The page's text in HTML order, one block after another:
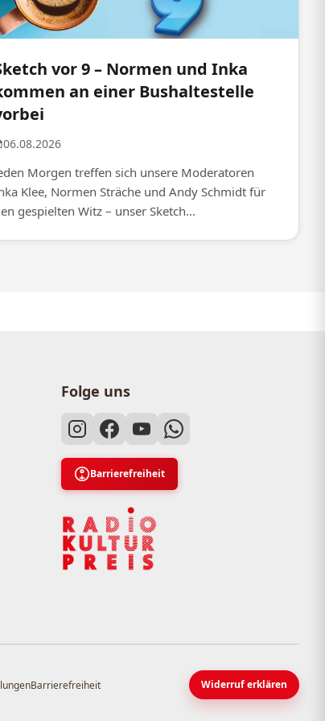
vor 9 – Normen und Inka
an einer Bushaltestelle
06.08.2026
Morgen treffen sich unsere Moderatoren
Klee, Normen Sträche und Andy Schmidt für
gespielten Witz – unser Sketch...
Folge uns
Barrierefreiheit
Barrierefreiheit Widerruf erklären